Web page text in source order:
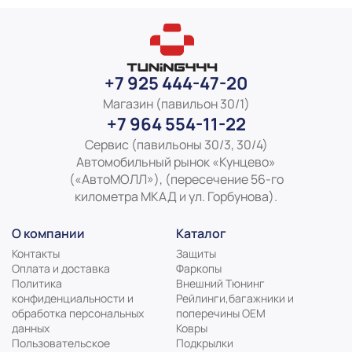
+7 925 444-47-20
Магазин (павильон 30/1)
+7 964 554-11-22
Сервис (павильоны 30/3, 30/4)
Автомобильный рынок «Кунцево»
(«АвтоМОЛЛ»), (пересечение 56-го
километра МКАД и ул. Горбунова).
О компании
Контакты
Оплата и доставка
Политика
конфиденциальности и
обработка персональных
данных
Пользовательское
Каталог
Защиты
Фаркопы
Внешний Тюнинг
Рейлинги,багажники и
поперечины ОЕМ
Ковры
Подкрылки